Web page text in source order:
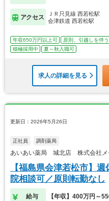
アクセス
ＪＲ只見線 西若松駅
会津鉄道 西若松駅
年収650万円以上可 原則、引越しを伴う
積極採用中
夏～秋入職可
求人の詳細を見る
更新日：2026年5月26日
正社員 調剤薬局
あいあい薬局 城北店 株式会社メ
【福島県会津若松市】
院相談可／原則転勤なし
給与 【年収】400万円～